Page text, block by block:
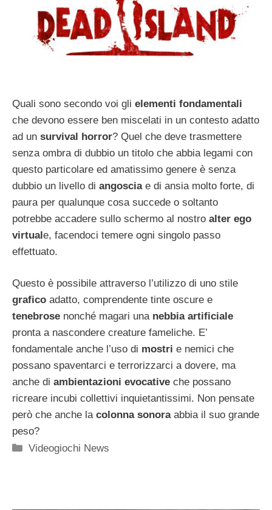
Quali sono secondo voi gli elementi fondamentali
che devono essere ben miscelati in un contesto adatto
ad un survival horror? Quel che deve trasmettere
senza ombra di dubbio un titolo che abbia legami con
questo particolare ed amatissimo genere è senza
dubbio un livello di angoscia e di ansia molto forte, di
paura per qualunque cosa succede o soltanto
potrebbe accadere sullo schermo al nostro alter ego
virtuale, facendoci temere ogni singolo passo
effettuato.
Questo è possibile attraverso l’utilizzo di uno stile
grafico adatto, comprendente tinte oscure e
tenebrose nonché magari una nebbia artificiale
pronta a nascondere creature fameliche. E’
fondamentale anche l’uso di mostri e nemici che
possano spaventarci e terrorizzarci a dovere, ma
anche di ambientazioni evocative che possano
ricreare incubi collettivi inquietantissimi. Non pensate
però che anche la colonna sonoraabbia il suo grande
peso?
Categorie
Videogiochi News